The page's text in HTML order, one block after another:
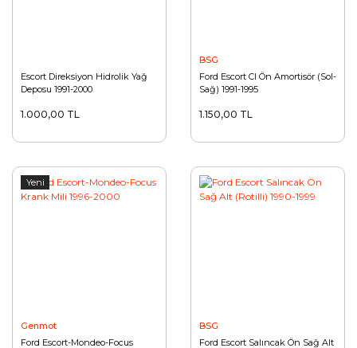
Escort Direksiyon Hidrolik Yağ
Deposu 1991-2000
1.000,00 TL
BSG
Ford Escort Cl Ön Amortisör (Sol-
Sağ) 1991-1995
1.150,00 TL
Yeni
Genmot
Ford Escort-Mondeo-Focus
BSG
Ford Escort Salıncak Ön Sağ Alt